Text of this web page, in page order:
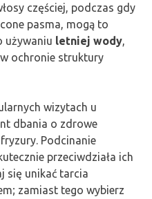
częściej, podczas gdy
pasma, mogą to
używaniu letniej wody,
ochronie struktury
wizytach u
dbania o zdrowe
Podcinanie
przeciwdziała ich
się unikać tarcia
zamiast tego wybierz